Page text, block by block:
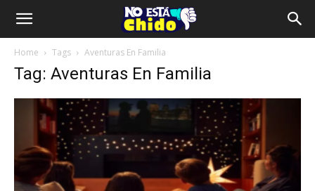
Home Tags Aventuras En Familia
Tag: Aventuras En Familia